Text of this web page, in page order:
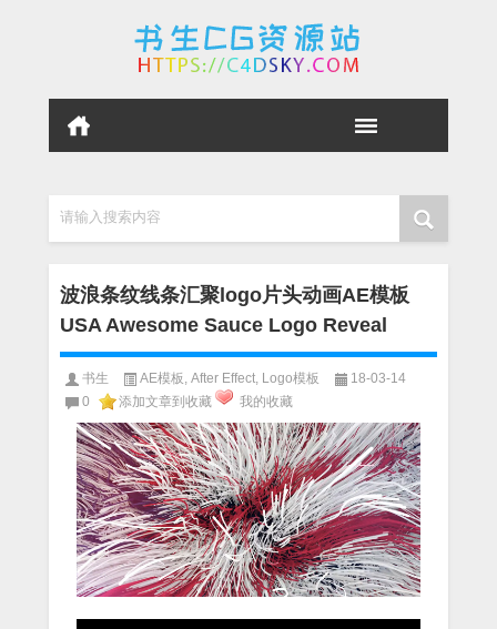
请输入搜索内容
波浪条纹线条汇聚logo片头动画AE模板
USA Awesome Sauce Logo Reveal
书生 AE模板 After Effect Logo模板
18-03-14
0
添加文章到收藏 我的收藏